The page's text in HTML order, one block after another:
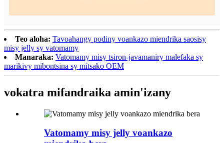
Teo aloha: Tavoahangy podiny voankazo miendrika saosisy
misy jelly sy vatomamy
Manaraka: Vatomamy misy tsiron-javamaniry malefaka sy
marikivy mibontsina sy mitsako OEM
vokatra mifandraika amin'izany
Vatomamy misy jelly voankazo